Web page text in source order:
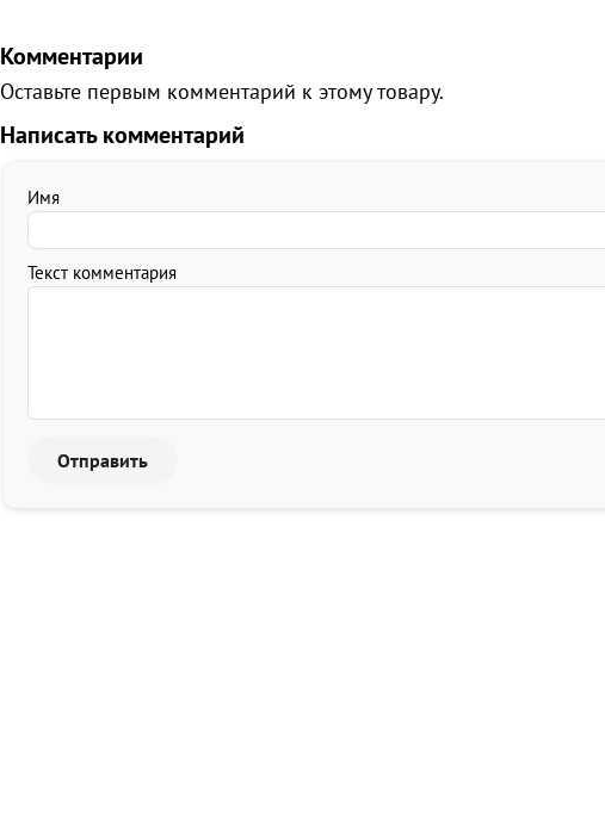
Комментарии
Оставьте первым комментарий к этому товару.
Написать комментарий
Имя
Текст комментария